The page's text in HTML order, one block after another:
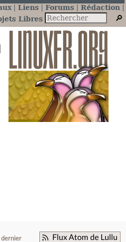
Liens Forums
Rédaction
Libres
Flux Atom de Lullu
dernier